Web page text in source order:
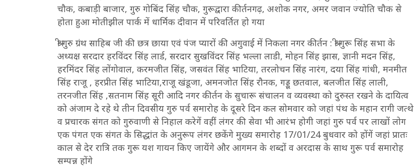
चौक, कबाड़ी बाजार, गुरु गोबिंद सिंह चौक, गुरूद्वारा कीर्तनगढ़, अशोक नगर, अमर जवान ज्योति चौक से
होता हुआ मोतीझील पार्क में धार्मिक दीवान में परिवर्तित हो गया
श्री गुरु ग्रंथ साहिब जी की छत्र छाया एवं पंज प्यारों की अगुवाई में निकला नगर कीर्तन : श्री गुरू सिंह सभा के
अध्यक्ष सरदार हरविंदर सिंह लार्ड, सरदार सुखविंदर सिंह भल्ला लाडी, मोहन सिंह झास, ज्ञानी मदन सिंह,
हरमिंदर सिंह लोंगोवाल, करमजीत सिंह, जसवंत सिंह भाटिया, तरलोचन सिंह नारंग, दया सिंह गांधी, मनमीत
सिंह राजू , हरप्रीत सिंह भाटिया,राजू खंडूजा, अमनजोत सिंह रौनक, गड्डू छतवाल, बलजीत सिंह लाली,
तरनजीत सिंह ,सतनाम सिंह सूरी आदि नगर कीर्तन के सुचारू संचालन व व्यवस्था को दुरुस्त रखने के दायित्व
को अंजाम दे रहे थे तीन दिवसीय गुरु पर्व समारोह के दूसरे दिन कल सोमवार को जहां पंथ के महान रागी जत्थे
व प्रचारक संगत को गुरुवाणी से निहाल करेगें वहीं लंगर की सेवा भी आरंभ होगी जहां गुरु पर्व पर लाखों लोग
एक पंगत एक संगत के सिद्धांत के अनुरूप लंगर छकेंगे मुख्य समारोह 17/01/24 बुधवार को होंगें जहां प्रातः
काल से देर रात्रि तक गुरू यश गायन किए जायेंगे और आगमन के शब्दों व अरदास के साथ गुरू पर्व समारोह
सम्पन्न होंगे